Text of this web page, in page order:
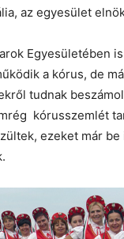
az egyesület
Egyesületében
a kórus, de
tudnak
kórusszemlét
ezeket már be